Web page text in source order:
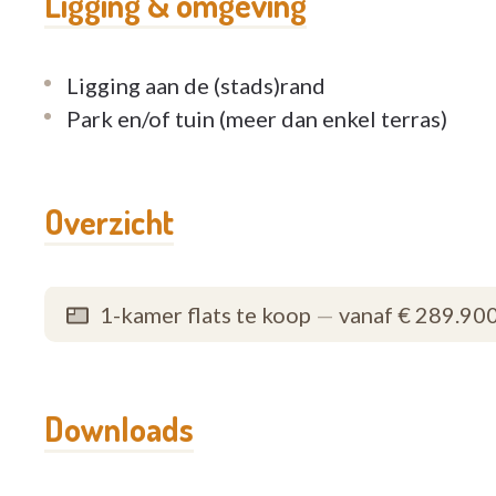
Ligging aan de (stads)rand
Park en/of tuin (meer dan enkel terras)
Overzicht
1-kamer flats te koop — vanaf €
Downloads